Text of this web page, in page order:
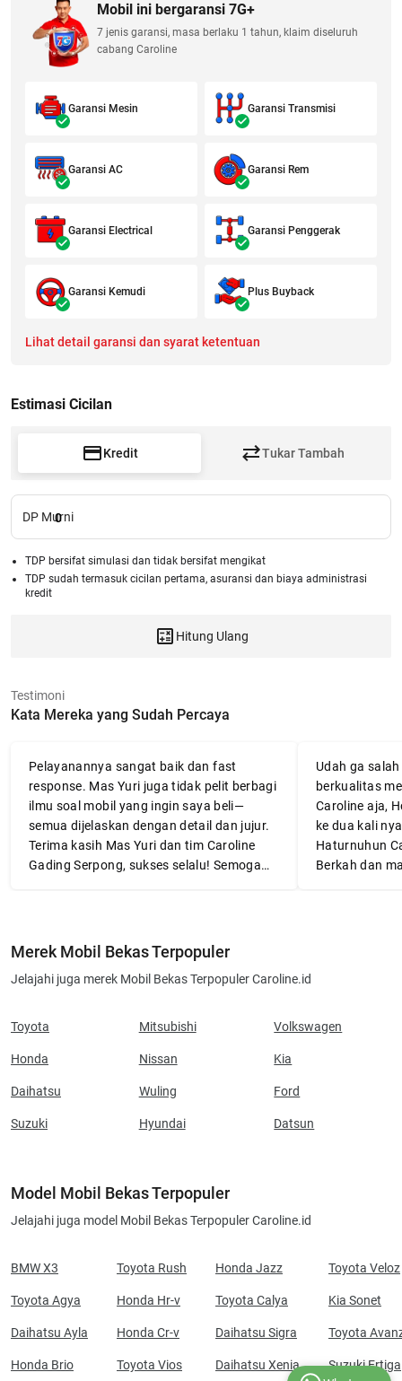
Mobil ini bergaransi 7G+
7 jenis garansi, masa berlaku 1 tahun, klaim diseluruh
cabang Caroline
Garansi Mesin Garansi Transmisi
Garansi AC Garansi Rem
Garansi Electrical Garansi Penggerak
Garansi Kemudi Plus Buyback
Lihat detail garansi dan syarat ketentuan
Estimasi Cicilan
Kredit Tukar Tambah
DP Murni
0
TDP bersifat simulasi dan tidak bersifat mengikat
TDP sudah termasuk cicilan pertama, asuransi dan biaya administrasi
kredit
Hitung Ulang
Testimoni
Kata Mereka yang Sudah Percaya
Pelayanannya sangat baik dan fast
response. Mas Yuri juga tidak pelit berbagi
ilmu soal mobil yang ingin saya beli—
semua dijelaskan dengan detail dan jujur.
Terima kasih Mas Yuri dan tim Caroline
Gading Serpong, sukses selalu! Semoga
Udah ga
berkualitas
Caroline aja,
ke dua kali
Haturnuhun
Berkah dan
Merek Mobil Bekas Terpopuler
Jelajahi juga merek Mobil Bekas Terpopuler Caroline.id
Toyota
Honda
Daihatsu
Suzuki
Mitsubishi
Nissan
Wuling
Hyundai
Volkswagen
Kia
Ford
Datsun
Model Mobil Bekas Terpopuler
Jelajahi juga model Mobil Bekas Terpopuler Caroline.id
BMW X3
Toyota Agya
Daihatsu Ayla
Honda Brio
Toyota Rush
Honda Hr-v
Honda Cr-v
Toyota Vios
Honda Jazz
Toyota Calya
Daihatsu Sigra
Daihatsu Xenia
Toyota Veloz
Kia Sonet
Toyota
Suzuki Ertiga